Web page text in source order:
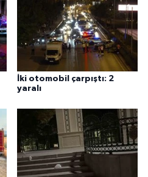
İki otomobil çarpıştı: 2
yaralı